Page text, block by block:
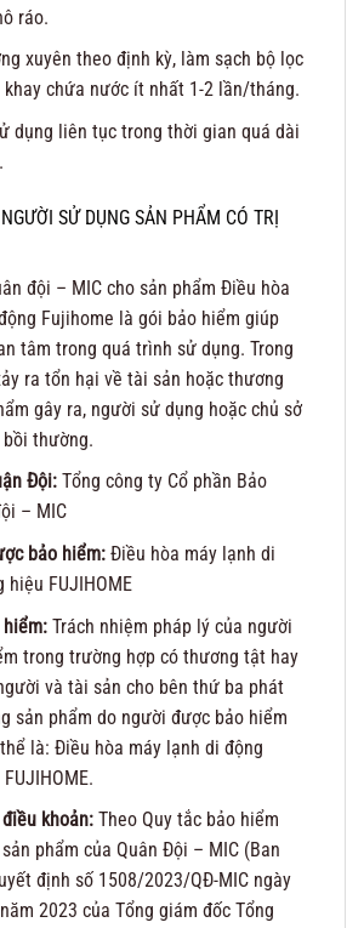
ráo.
xuyên theo định kỳ, làm sạch bộ lọc
khay chứa nước ít nhất 1-2 lần/tháng.
dụng liên tục trong thời gian quá dài
SỬ DỤNG SẢN PHẨM CÓ TRỊ
đội – MIC cho sản phẩm Điều hòa
Fujihome là gói bảo hiểm giúp
tâm trong quá trình sử dụng. Trong
ra tổn hại về tài sản hoặc thương
gây ra, người sử dụng hoặc chủ sở
thường.
Đội:Tổng công ty Cổ phần Bảo
– MIC
bảo hiểm:Điều hòa máy lạnh di
hiệu FUJIHOME
hiểm:Trách nhiệm pháp lý của người
trong trường hợp có thương tật hay
và tài sản cho bên thứ ba phát
sản phẩm do người được bảo hiểm
là: Điều hòa máy lạnh di động
khoản:Theo Quy tắc bảo hiểm
phẩm của Quân Đội – MIC (Ban
định số 1508/2023/QĐ-MIC ngày
2023 của Tổng giám đốc Tổng